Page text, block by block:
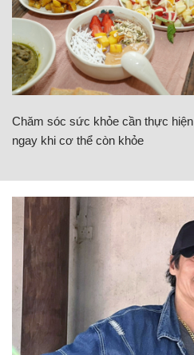
Chăm sóc sức khỏe cần thực hiện
ngay khi cơ thể còn khỏe